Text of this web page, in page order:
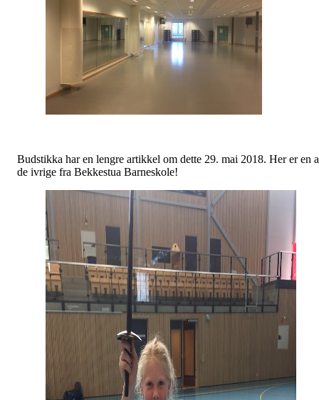
Budstikka har en lengre artikkel om dette 29. mai 2018. Her er en
de ivrige fra Bekkestua Barneskole!